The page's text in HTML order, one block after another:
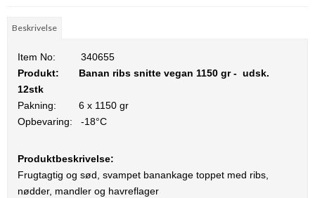
Beskrivelse
Item No: 340655
Produkt: Banan ribs snitte vegan 1150 gr - udsk.
12stk
Pakning: 6 x 1150 gr
Opbevaring: -18°C
Produktbeskrivelse:
Frugtagtig og sød, svampet banankage toppet med ribs,
nødder, mandler og havreflager